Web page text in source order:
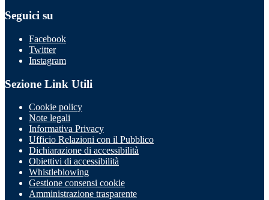
Seguici su
Facebook
Twitter
Instagram
Sezione Link Utili
Cookie policy
Note legali
Informativa Privacy
Ufficio Relazioni con il Pubblico
Dichiarazione di accessibilità
Obiettivi di accessibilità
Whistleblowing
Gestione consensi cookie
Amministrazione trasparente